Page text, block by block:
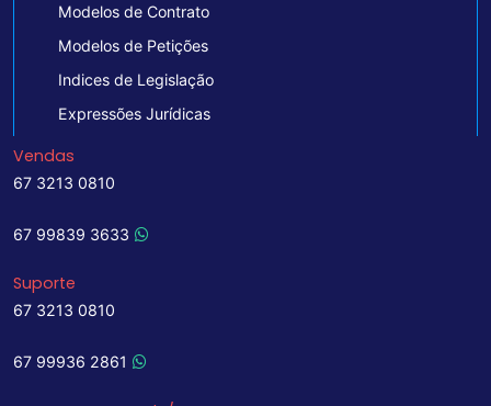
Modelos de Contrato
Modelos de Petições
Indices de Legislação
Expressões Jurídicas
Vendas
67 3213 0810
67 99839 3633
Suporte
67 3213 0810
67 99936 2861